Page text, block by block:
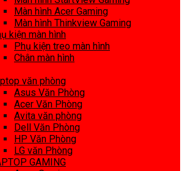
Màn hình Acer Gaming
Màn hình Thinkview Gaming
kiện màn hình
Phụ kiện treo màn hình
Chân màn hình
văn phòng
Asus Văn Phòng
Acer Văn Phòng
Avita văn phòng
Dell Văn Phòng
HP Văn Phòng
LG văn Phòng
GAMING